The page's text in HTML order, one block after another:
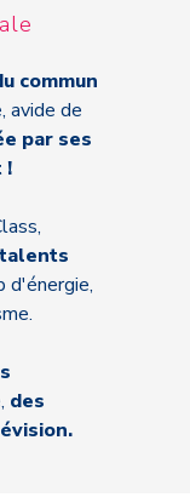
commun
avide de
par ses
!
d'énergie,
des